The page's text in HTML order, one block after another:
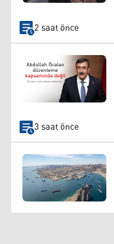
2 saat önce
3 saat önce